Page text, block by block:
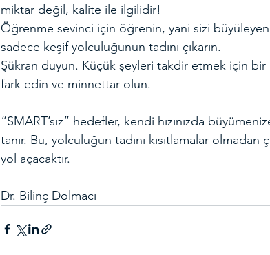
miktar değil, kalite ile ilgilidir!
Öğrenme sevinci için öğrenin, yani sizi
sadece keşif yolculuğunun tadını çıkarın.
Şükran duyun. Küçük şeyleri takdir etmek için bir
fark edin ve minnettar olun.
“SMART’sız” hedefler, kendi hızınızda
tanır. Bu, yolculuğun tadını kısıtlamalar
yol açacaktır.
Dr. Bilinç Dolmacı